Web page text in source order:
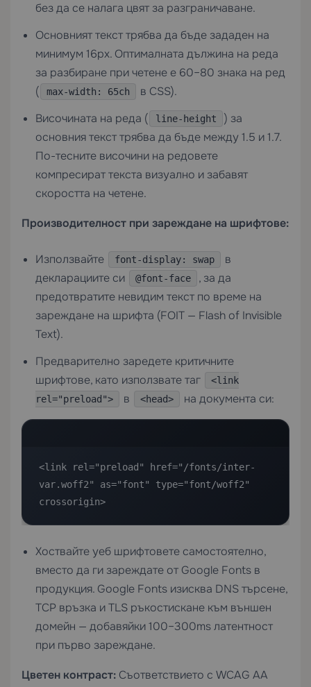
без да се налага цвят за разграничаване.
Основният текст трябва да бъде зададен на
минимум 16px. Оптималната дължина на реда
за разбиране при четене е 60–80 знака на ред
(
max-width: 65ch
в CSS).
Височината на реда (
line-height
) за
основния текст трябва да бъде между 1.5 и 1.7.
По-тесните височини на редовете
компресират текста визуално и забавят
скоростта на четене.
Производителност при зареждане на шрифтове:
Използвайте font-display: swap
в
декларациите си
@font-face
, за да
предотвратите невидим текст по време на
зареждане на шрифта (FOIT — Flash of Invisible
Text).
Предварително заредете критичните
шрифтове, като използвате таг
<link
rel="preload">
в <head> на документа си:
<link rel="preload" href="/fonts/inter-
var.woff2" as="font" type="font/woff2"
crossorigin>
Хоствайте уеб шрифтовете самостоятелно,
вместо да ги зареждате от Google Fonts в
продукция. Google Fonts изисква DNS търсене,
TCP връзка и TLS ръкостискане към външен
домейн — добавяйки 100–300ms латентност
при първо зареждане.
Цветен контраст: Съответствието с WCAG AA